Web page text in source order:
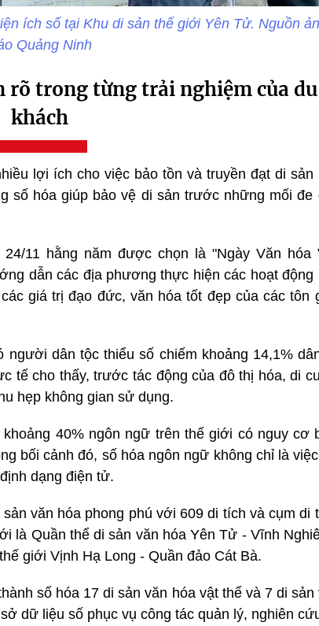
ích số tại Khu di sản thế giới Yên Tử. Nguồn
Quảng Ninh
rõ trong từng trải nghiệm của du
khách
lợi ích cho việc bảo tồn và truyền đạt di sản
số hóa giúp bảo vệ di sản trước những mối đe
11 hằng năm được chọn là "Ngày Văn hóa
dẫn các địa phương thực hiện các hoạt động
giá trị đạo đức, văn hóa tốt đẹp của các tôn
dân tộc thiểu số chiếm khoảng 14,1%
tế cho thấy, trước tác động của đô thị hóa, di
hẹp không gian sử dụng.
40% ngôn ngữ trên thế giới có nguy cơ
bối cảnh đó, số hóa ngôn ngữ không chỉ là
dạng điện tử.
văn hóa phong phú với 609 di tích và cụm di
là Quần thể di sản văn hóa Yên Tử - Vĩnh
giới Vịnh Hạ Long - Quần đảo Cát Bà.
số hóa 17 di sản văn hóa vật thể và 7 di sản
dữ liệu số phục vụ công tác quản lý, nghiên